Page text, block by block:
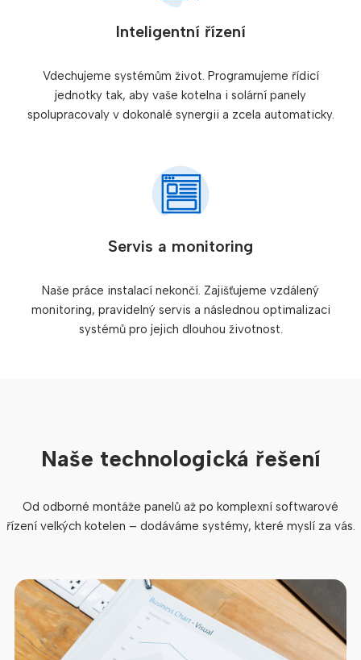
Inteligentní řízení
Vdechujeme systémům život. Programujeme řídicí
jednotky tak, aby vaše kotelna i solární panely
spolupracovaly v dokonalé synergii a zcela automaticky.
Servis a monitoring
Naše práce instalací nekončí. Zajišťujeme vzdálený
monitoring, pravidelný servis a následnou optimalizaci
systémů pro jejich dlouhou životnost.
Naše technologická řešení
Od odborné montáže panelů až po komplexní softwarové
řízení velkých kotelen – dodáváme systémy, které myslí za vás.